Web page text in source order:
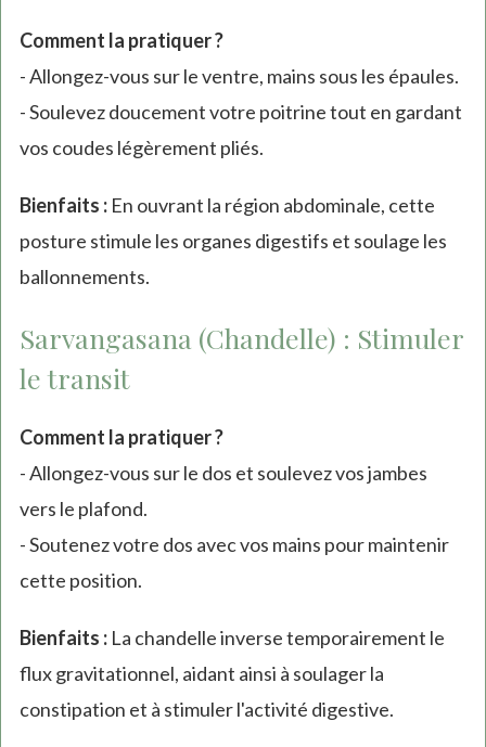
Comment la pratiquer ?
- Allongez-vous sur le ventre, mains sous les épaules.
- Soulevez doucement votre poitrine tout en gardant
vos coudes légèrement pliés.
Bienfaits :En ouvrant la région abdominale, cette
posture stimule les organes digestifs et soulage les
ballonnements.
Sarvangasana (Chandelle) : Stimuler
le transit
Comment la pratiquer ?
- Allongez-vous sur le dos et soulevez vos jambes
vers le plafond.
- Soutenez votre dos avec vos mains pour maintenir
cette position.
Bienfaits :La chandelle inverse temporairement le
flux gravitationnel, aidant ainsi à soulager la
constipation et à stimuler l'activité digestive.